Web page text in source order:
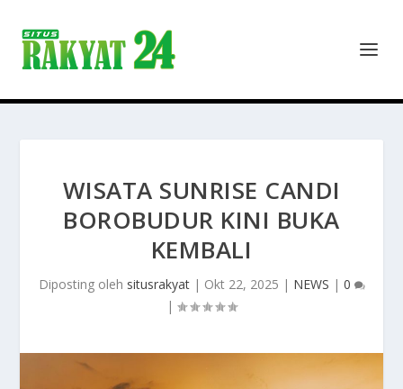
WISATA SUNRISE CANDI
BOROBUDUR KINI BUKA
KEMBALI
Diposting oleh situsrakyat| Okt 22, 2025 | NEWS | 0
|